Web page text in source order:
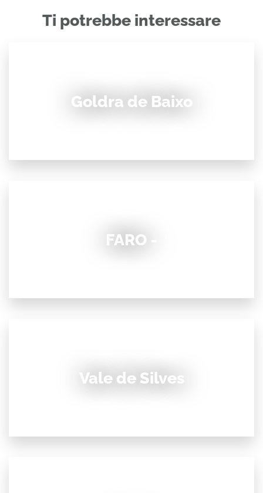
Ti potrebbe interessare
Goldra de Baixo
FARO -
Vale de Silves